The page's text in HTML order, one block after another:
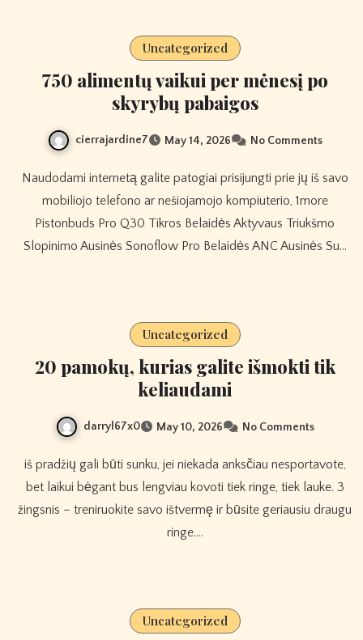
Uncategorized
750 alimentų vaikui per mėnesį po
skyrybų pabaigos
cierrajardine7 May 14, 2026 No Comments
Naudodami internetą galite patogiai prisijungti prie jų iš savo
mobiliojo telefono ar nešiojamojo kompiuterio, 1more
Pistonbuds Pro Q30 Tikros Belaidės Aktyvaus Triukšmo
Slopinimo Ausinės Sonoflow Pro Belaidės ANC Ausinės Su…
Uncategorized
20 pamokų, kurias galite išmokti tik
keliaudami
darryl67x0 May 10, 2026 No Comments
iš pradžių gali būti sunku, jei niekada anksčiau nesportavote,
bet laikui bėgant bus lengviau kovoti tiek ringe, tiek lauke. 3
žingsnis – treniruokite savo ištvermę ir būsite geriausiu draugu
ringe.…
Uncategorized